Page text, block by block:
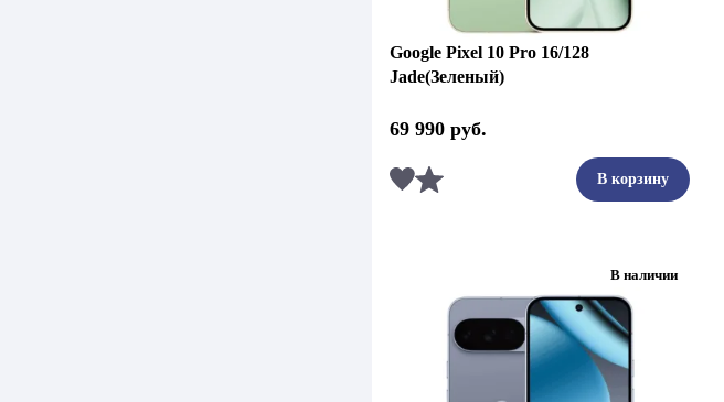
Google Pixel 10 Pro 16/128
Jade(Зеленый)
69 990 руб.
Сравнить В корзину
В наличии